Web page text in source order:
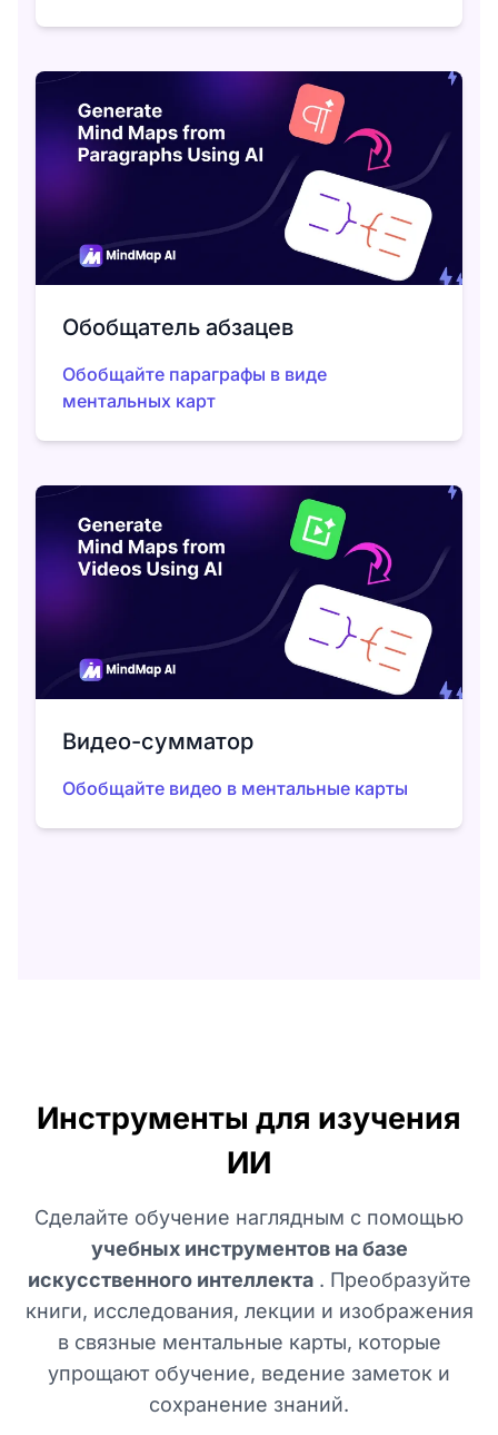
Обобщатель абзацев
Обобщайте параграфы в виде
ментальных карт
Видео-сумматор
Обобщайте видео в ментальные карты
Инструменты для изучения
ИИ
Сделайте обучение наглядным с помощью
учебных инструментов на базе
искусственного интеллекта. Преобразуйте
книги, исследования, лекции и изображения
в связные ментальные карты, которые
упрощают обучение, ведение заметок и
сохранение знаний.